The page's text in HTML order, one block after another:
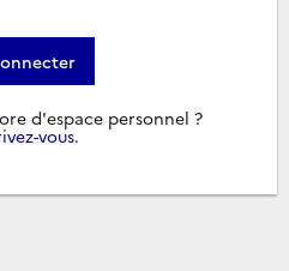
d'espace personnel ?
vous.